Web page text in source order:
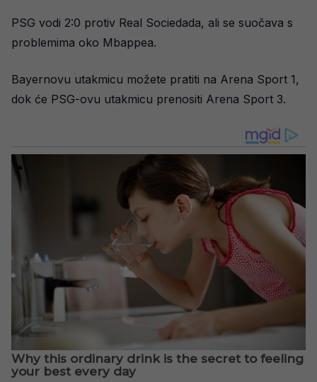
PSG vodi 2:0 protiv Real Sociedada, ali se suočava s
problemima oko Mbappea.
Bayernovu utakmicu možete pratiti na Arena Sport 1,
dok će PSG-ovu utakmicu prenositi Arena Sport 3.